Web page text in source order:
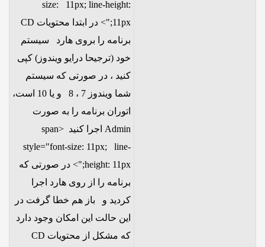
size: 11px; line-height:
11px;"> در ابتدا محتویات CD
برنامه را بروی هارد سیستم
خود (ترجیحا درایو ویندوز) کپی
کنید ، در صورتی که سیستم
شما ویندوز 7 ، 8 و یا 10 است،
اتوران برنامه را به صورت
Admin اجرا کنید <span
style="font-size: 11px; line-
height: 11px;"> در صورتی که
برنامه را از روی هارد اجرا
کردید و باز هم خطا گرفت در
این حالت این امکان وجود دارد
که مشکل از محتویات CD